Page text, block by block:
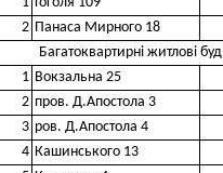
2 Панаса Мирного 18
Багатоквартирні житлові
1 Вокзальна 25
2 пров. Д.Апостола 3
3 ров. Д.Апостола 4
4 Кашинського 13